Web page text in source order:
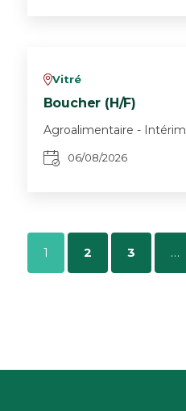
vVitré
Boucher (H/F)
Agroalimentaire - Intérim
06/08/2026
1 2 3 …